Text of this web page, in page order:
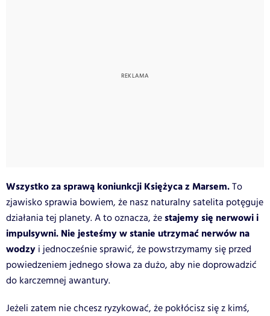
Wszystko za sprawą koniunkcji Księżyca z Marsem.To
zjawisko sprawia bowiem, że nasz naturalny satelita potęguje
działania tej planety. A to oznacza, żestajemy się nerwowi i
impulsywni. Nie jesteśmy w stanie utrzymać nerwów na
wodzy i jednocześnie sprawić, że powstrzymamy się przed
powiedzeniem jednego słowa za dużo, aby nie doprowadzić
do karczemnej awantury.
Jeżeli zatem nie chcesz ryzykować, że pokłócisz się z kimś,